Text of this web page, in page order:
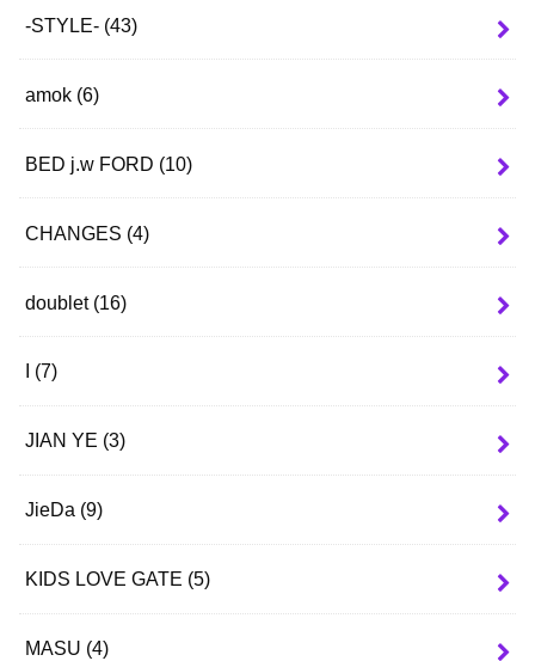
-STYLE- (43)
amok (6)
BED j.w FORD (10)
CHANGES (4)
doublet (16)
(7)
JIAN YE (3)
JieDa (9)
KIDS LOVE GATE (5)
MASU (4)